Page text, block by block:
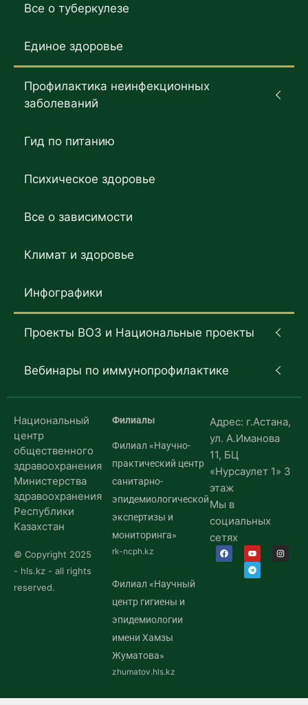
Все о туберкулезе
Единое здоровье
Профилактика неинфекционных
заболеваний
Гид по питанию
Психическое здоровье
Все о зависимости
Климат и здоровье
Инфографики
Проекты ВОЗ и Национальные проекты
Вебинары по иммунопрофилактике
Национальный
центр
общественного
здравоохранения
Министерства
здравоохранения
Республики
Казахстан
© Copyright 2025
- hls.kz - all rights
reserved.
Филиалы
Филиал «Научно-
практический центр
санитарно-
эпидемиологической
экспертизы и
мониторинга»
rk-ncph.kz
Филиал «Научный
центр гигиены и
эпидемиологии
имени Хамзы
Жуматова»
zhumatov.hls.kz
Адрес: г.Астана,
ул. А.Иманова
11, БЦ
«Нурсаулет 1» 3
этаж
Мы в
социальных
сетях